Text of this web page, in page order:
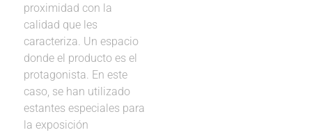
proximidad con la
calidad que les
caracteriza. Un espacio
donde el producto es el
protagonista. En este
caso, se han utilizado
estantes especiales para
la exposición